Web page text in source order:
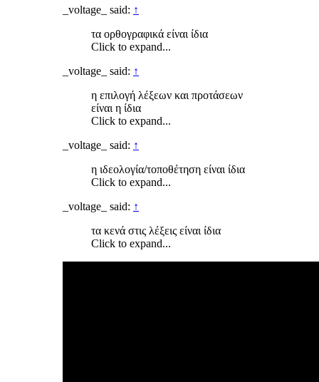
_voltage_ said: ↑
τα ορθογραφικά είναι ίδια
Click to expand...
_voltage_ said: ↑
η επιλογή λέξεων και προτάσεων
είναι η ίδια
Click to expand...
_voltage_ said: ↑
η ιδεολογία/τοποθέτηση είναι ίδια
Click to expand...
_voltage_ said: ↑
τα κενά στις λέξεις είναι ίδια
Click to expand...